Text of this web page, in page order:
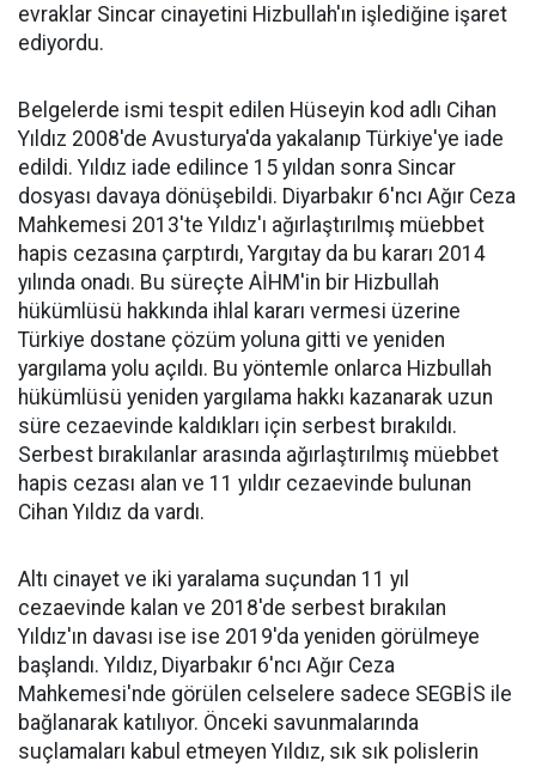
evraklar Sincar cinayetini Hizbullah'ın işlediğine işaret
ediyordu.
Belgelerde ismi tespit edilen Hüseyin kod adlı Cihan
Yıldız 2008'de Avusturya'da yakalanıp Türkiye'ye iade
edildi. Yıldız iade edilince 15 yıldan sonra Sincar
dosyası davaya dönüşebildi. Diyarbakır 6'ncı Ağır Ceza
Mahkemesi 2013'te Yıldız'ı ağırlaştırılmış müebbet
hapis cezasına çarptırdı, Yargıtay da bu kararı 2014
yılında onadı. Bu süreçte AİHM'in bir Hizbullah
hükümlüsü hakkında ihlal kararı vermesi üzerine
Türkiye dostane çözüm yoluna gitti ve yeniden
yargılama yolu açıldı. Bu yöntemle onlarca Hizbullah
hükümlüsü yeniden yargılama hakkı kazanarak uzun
süre cezaevinde kaldıkları için serbest bırakıldı.
Serbest bırakılanlar arasında ağırlaştırılmış müebbet
hapis cezası alan ve 11 yıldır cezaevinde bulunan
Cihan Yıldız da vardı.
Altı cinayet ve iki yaralama suçundan 11 yıl
cezaevinde kalan ve 2018'de serbest bırakılan
Yıldız'ın davası ise ise 2019'da yeniden görülmeye
başlandı. Yıldız, Diyarbakır 6'ncı Ağır Ceza
Mahkemesi'nde görülen celselere sadece SEGBİS ile
bağlanarak katılıyor. Önceki savunmalarında
suçlamaları kabul etmeyen Yıldız, sık sık polislerin